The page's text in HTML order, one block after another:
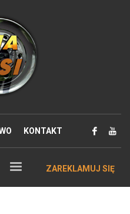
KONTAKT
ZAREKLAMUJ SIĘ